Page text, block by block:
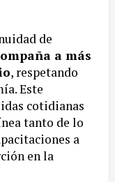
de
a más
, respetando
Este
cotidianas
tanto de lo
a
en la